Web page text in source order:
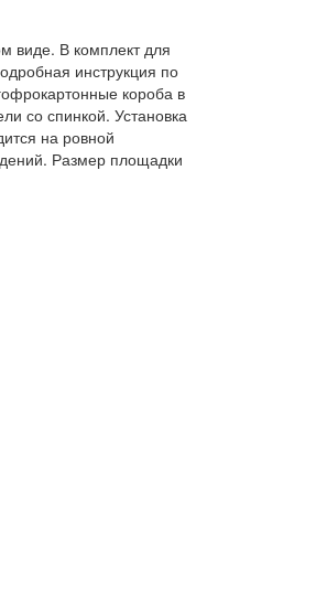
виде. В комплект для
инструкция по
короба в
со спинкой. Установка
на ровной
Размер площадки